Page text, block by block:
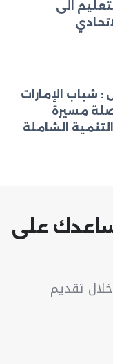
الى
: شباب الإمارات
مسيرة
الشاملة
على
تقديم